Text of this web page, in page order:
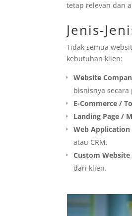
tetap relevan dan
Jenis-
Tidak semua
kebutuhan klien:
Website
bisnisnya secara
E-Commerce /
Landing Page /
Web Application
atau CRM.
Custom
dari klien.